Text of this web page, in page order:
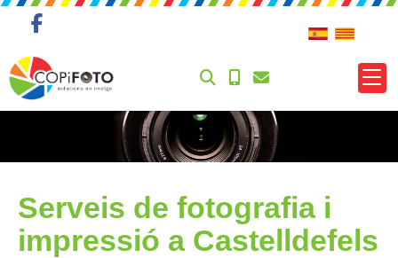
Serveis de fotografia i
impressió a Castelldefels